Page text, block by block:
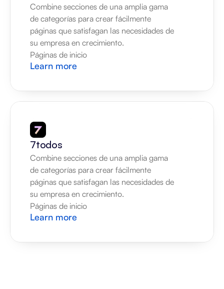
Combine secciones de una amplia gama
de categorías para crear fácilmente
páginas que satisfagan las necesidades de
su empresa en crecimiento.
Páginas de inicio
Learn more
7todos
Combine secciones de una amplia gama
de categorías para crear fácilmente
páginas que satisfagan las necesidades de
su empresa en crecimiento.
Páginas de inicio
Learn more